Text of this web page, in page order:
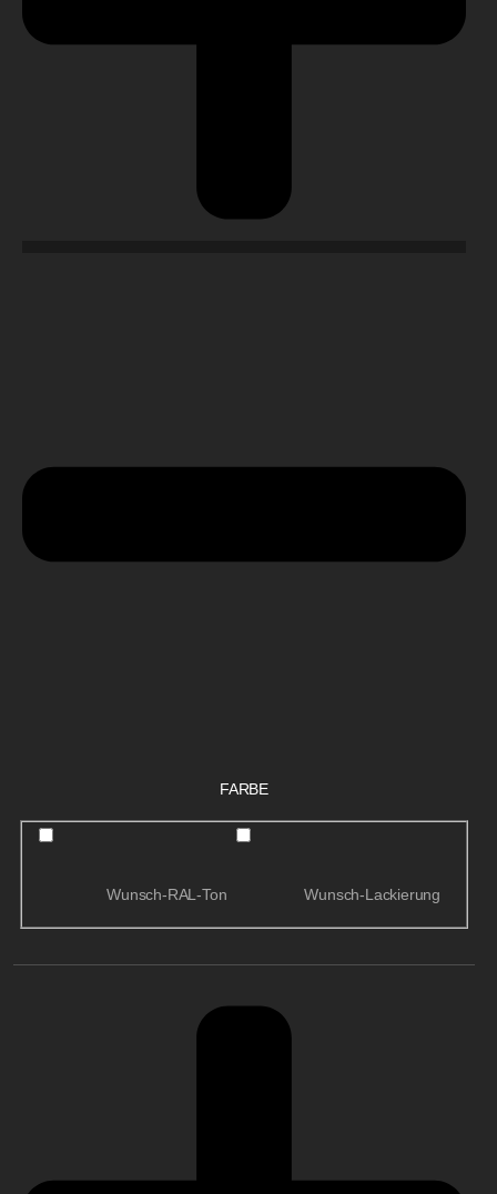
FARBE
Wunsch-RAL-Ton Wunsch-Lackierung